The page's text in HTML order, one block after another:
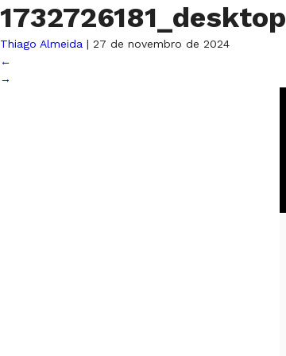
1732726181_desktop
Thiago Almeida | 27 de novembro de 2024
←
→